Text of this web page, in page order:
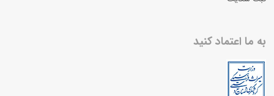
به ما اعتماد کنید